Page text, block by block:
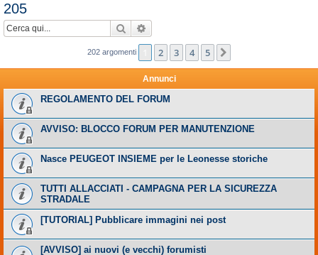
205
Cerca
202 argomenti 2 3 4 5
Annunci
REGOLAMENTO DEL FORUM
AVVISO: BLOCCO FORUM PER MANUTENZIONE
Nasce PEUGEOT INSIEME per le Leonesse storiche
TUTTI ALLACCIATI - CAMPAGNA PER LA SICUREZZA
STRADALE
[TUTORIAL] Pubblicare immagini nei post
[AVVISO] ai nuovi (e vecchi) forumisti